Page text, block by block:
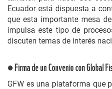
Ecuador está dispuesta a
que esta importante mesa
impulsa este tipo de
discuten temas de interés
● Firma de un Convenio con Global
GFW es una plataforma que